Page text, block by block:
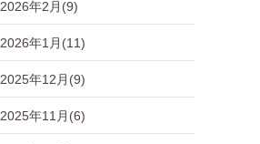
2026年2月(9)
2026年1月(11)
2025年12月(9)
2025年11月(6)